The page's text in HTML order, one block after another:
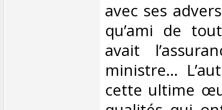
avec ses
qu’ami de
avait
ministre…
cette ultime